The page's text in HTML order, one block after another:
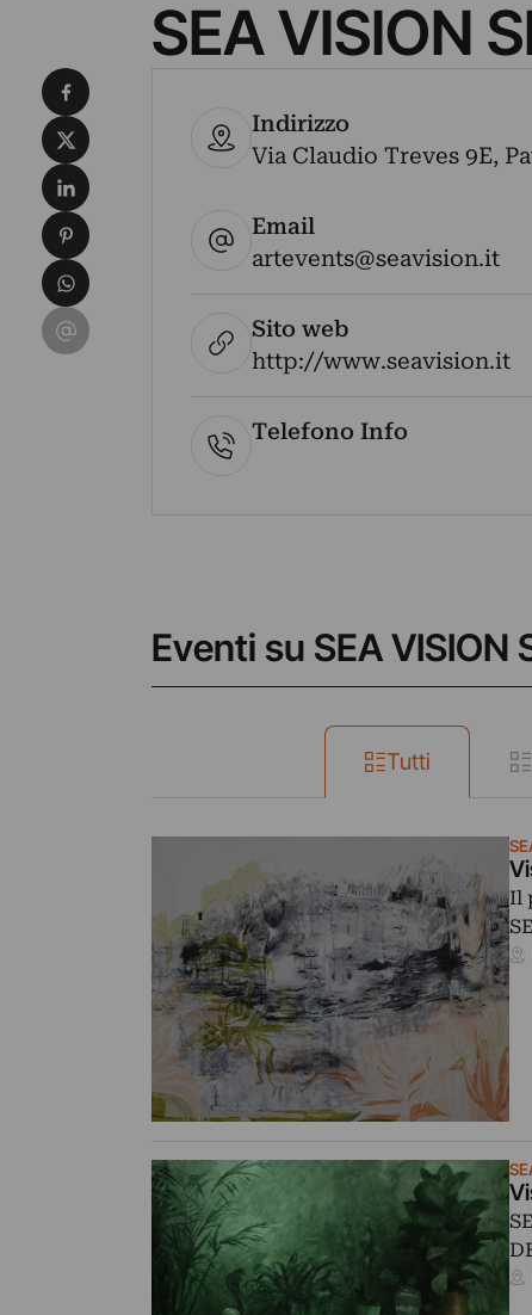
SEA VISION
Indirizzo
Via Claudio Treves 9E,
Email
artevents@seavision.it
Sito web
http://www.seavision.it
Telefono Info
Eventi su SEA VISION
Tutti
Il
Condividi su Facebook
Condividi su X
Condividi su LinkedIn
Condividi su Pinterest
Condividi su WhatsApp
Condividi su Email